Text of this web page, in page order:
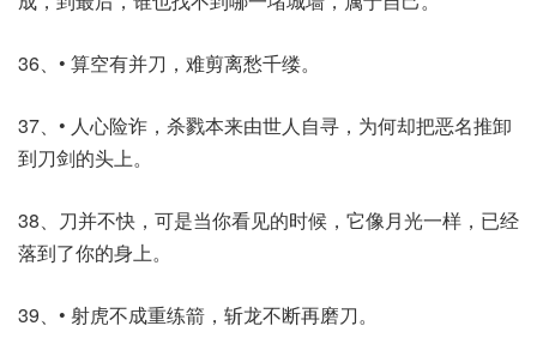
36、• 算空有并刀，难剪离愁千缕。
37、• 人心险诈，杀戮本来由世人自寻，为何却把恶名推卸
到刀剑的头上。
38、刀并不快，可是当你看见的时候，它像月光一样，已经
落到了你的身上。
39、• 射虎不成重练箭，斩龙不断再磨刀。